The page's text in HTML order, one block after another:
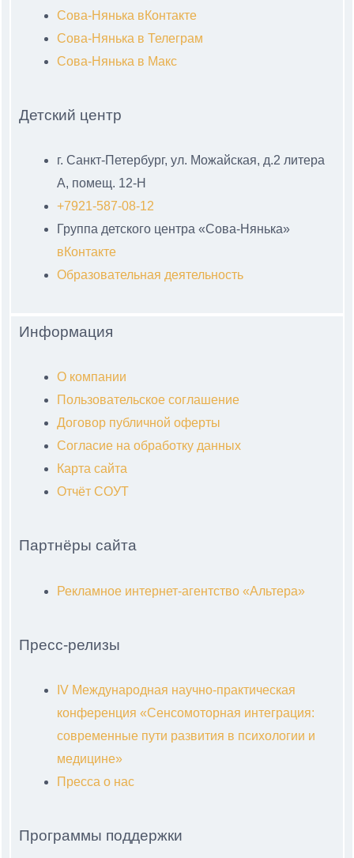
Сова-Нянька вКонтакте
Сова-Нянька в Телеграм
Сова-Нянька в Макс
Детский центр
г. Санкт-Петербург, ул. Можайская, д.2 литера
А, помещ. 12-Н
+7921-587-08-12
Группа детского центра «Сова-Нянька»
вКонтакте
Образовательная деятельность
Информация
О компании
Пользовательское соглашение
Договор публичной оферты
Согласие на обработку данных
Карта сайта
Отчёт СОУТ
Партнёры сайта
Рекламное интернет-агентство «Альтера»
Пресс-релизы
IV Международная научно-практическая
конференция «Сенсомоторная интеграция:
современные пути развития в психологии и
медицине»
Пресса о нас
Программы поддержки